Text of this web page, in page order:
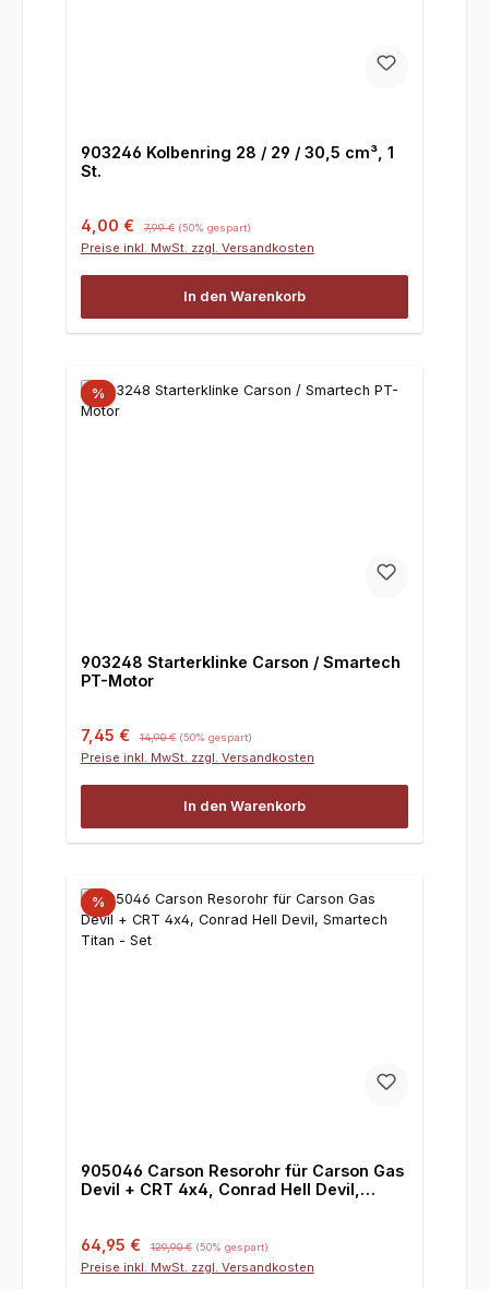
903246 Kolbenring 28 / 29 / 30,5 cm³, 1
St.
Verkaufspreis:
4,00 € 7,99 € (50% gespart)
Preise inkl. MwSt. zzgl. Versandkosten
In den Warenkorb
%
903248 Starterklinke Carson / Smartech
PT-Motor
Verkaufspreis:
7,45 € 14,90 € (50% gespart)
Preise inkl. MwSt. zzgl. Versandkosten
In den Warenkorb
%
905046 Carson Resorohr für Carson Gas
Devil + CRT 4x4, Conrad Hell Devil,
Verkaufspreis:
64,95 € 129,90 € (50% gespart)
Preise inkl. MwSt. zzgl. Versandkosten